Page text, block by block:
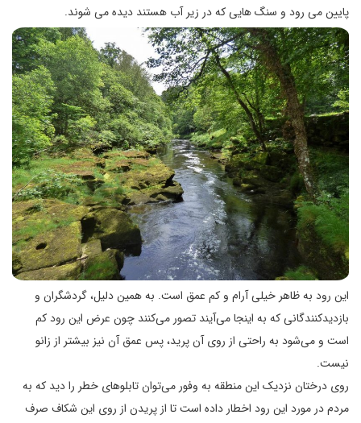
پایین می رود و سنگ هایی که در زیر آب هستند دیده می شوند.
این رود به ظاهر خیلی آرام و کم عمق است. به همین دلیل، گردشگران و
بازدیدکنندگانی که به اینجا می‌آیند تصور می‌کنند چون عرض این رود کم
است و می‌شود به راحتی از روی آن پرید، پس عمق آن نیز بیشتر از زانو
نیست.
روی درختان نزدیک این منطقه به وفور می‌توان تابلوهای خطر را دید که به
مردم در مورد این رود اخطار داده است تا از پریدن از روی این شکاف صرف